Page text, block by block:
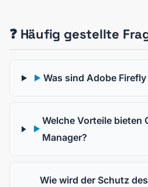
❓ Häufig gestellte
▶ Was sind Adobe
▶
Welche Vorteile bieten
Manager?
Wie wird der Schutz